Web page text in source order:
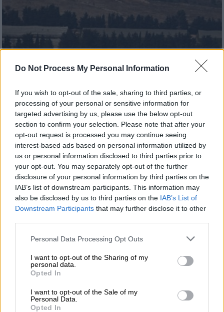
Do Not Process My Personal Information
If you wish to opt-out of the sale, sharing to third parties, or
processing of your personal or sensitive information for
targeted advertising by us, please use the below opt-out
section to confirm your selection. Please note that after your
opt-out request is processed you may continue seeing
interest-based ads based on personal information utilized by
us or personal information disclosed to third parties prior to
your opt-out. You may separately opt-out of the further
disclosure of your personal information by third parties on the
IAB’s list of downstream participants. This information may
also be disclosed by us to third parties on the IAB’s List of
Downstream Participants that may further disclose it to other
Please note that this website/app uses one or more Google
not limited to your visit or usage behaviour. You may click to
grant or deny consent to Google and its third-party tags to
use your data for below specified purposes in below Google
consent section.
Personal Data Processing Opt Outs
I want to opt-out of the Sharing of my
personal data.
Opted In
I want to opt-out of the Sale of my
Personal Data.
Opted In
Κόσμος|03.10.2024 23:18
ό,τι αφορά το Ιράν
Όσα είπε ο ισραηλινός πρεσβευτής στα
Ηνωμένα Έθνη
Ελλάδα|03.10.2024 23:15